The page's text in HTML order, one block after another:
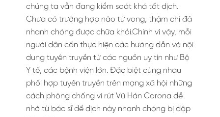
chúng ta vẫn đang kiểm soát khá tốt dịch.
Chưa có trường hợp nào tử vong, thậm chí đã
nhanh chóng được chữa khỏi.Chính vì vậy, mỗi
người dân cần thực hiện các hướng dẫn và nội
dung tuyên truyền từ các nguồn uy tín như Bộ
Y tế, các bệnh viện lớn. Đặc biệt cùng nhau
phối hợp tuyên truyền trên mạng xã hội những
cách phòng chống vi rút Vũ Hán Corona dễ
nhớ từ bác sĩ để dịch này nhanh chóng bị dập